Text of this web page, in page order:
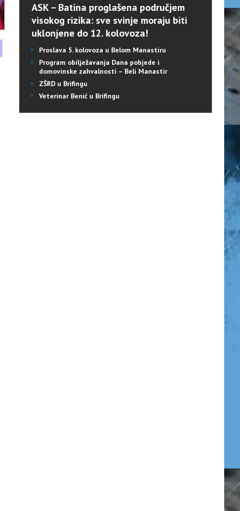
ASK – Batina proglašena područjem
visokog rizika: sve svinje moraju biti
uklonjene do 12. kolovoza!
Proslava 5. kolovoza u Belom Manastiru
Program obilježavanja Dana pobjede i
domovinske zahvalnosti – Beli Manastir
ZŠRD u Brifingu
Veterinar Benić u Brifingu